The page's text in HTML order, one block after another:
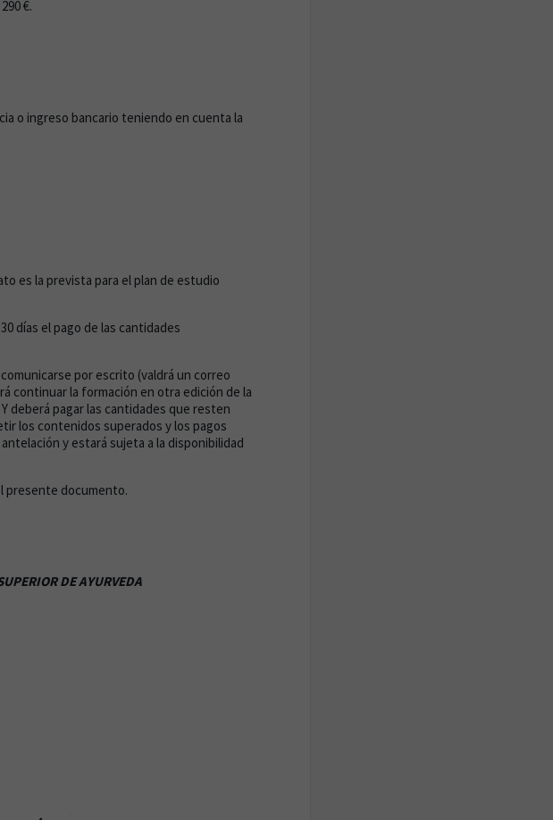
€.
o ingreso bancario teniendo en cuenta la
es la prevista para el plan de estudio
días el pago de las cantidades
por escrito (valdrá un correo
continuar la formación en otra edición de la
deberá pagar las cantidades que resten
los contenidos superados y los pagos
y estará sujeta a la disponibilidad
presente documento.
DE AYURVEDA